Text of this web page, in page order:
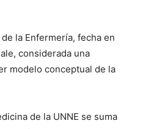
la Enfermería, fecha en
considerada una
modelo conceptual de la
de la UNNE se suma